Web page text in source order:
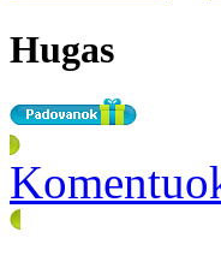
Hugas